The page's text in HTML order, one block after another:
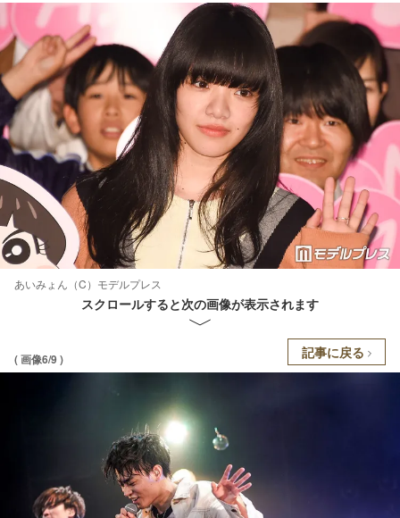
あいみょん（C）モデルプレス
スクロールすると次の画像が表示されます
( 画像6/9 ) 記事に戻る